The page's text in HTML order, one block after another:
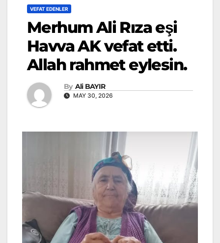
VEFAT EDENLER
Merhum Ali Rıza eşi
Havva AK vefat etti.
Allah rahmet eylesin.
By Ali BAYIR
MAY 30, 2026